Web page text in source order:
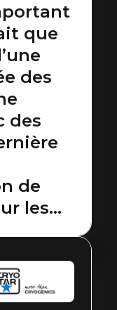
que
des
des
de
les
en